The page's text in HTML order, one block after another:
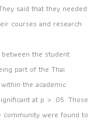
said that they needed
courses and research
the student
part of the Thai
the academic
at p > .05. Those
were found to